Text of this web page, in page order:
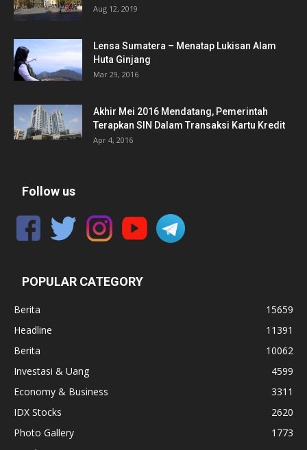
Aug 12, 2019
Lensa Sumatera – Menatap Lukisan Alam
Huta Ginjang
Mar 29, 2016
Akhir Mei 2016 Mendatang, Pemerintah
Terapkan SIN Dalam Transaksi Kartu Kredit
Apr 4, 2016
Follow us
POPULAR CATEGORY
Berita
15659
Headline
11391
Berita
10062
Investasi & Uang
4599
Economy & Business
3311
IDX Stocks
2620
Photo Gallery
1773